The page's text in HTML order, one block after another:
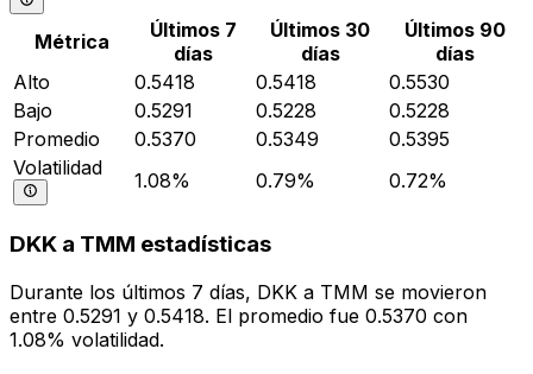
Métrica
Últimos 7
días
Últimos 30
días
Últimos 90
días
Alto
0.5418 0.5418
0.5530
Bajo
0.5291 0.5228
0.5228
Promedio
0.5370 0.5349
0.5395
Volatilidad
1.08% 0.79% 0.72%
DKK a TMM estadísticas
Durante los últimos 7 días, DKK a TMM se movieron
entre 0.5291 y 0.5418. El promedio fue 0.5370 con
1.08% volatilidad.